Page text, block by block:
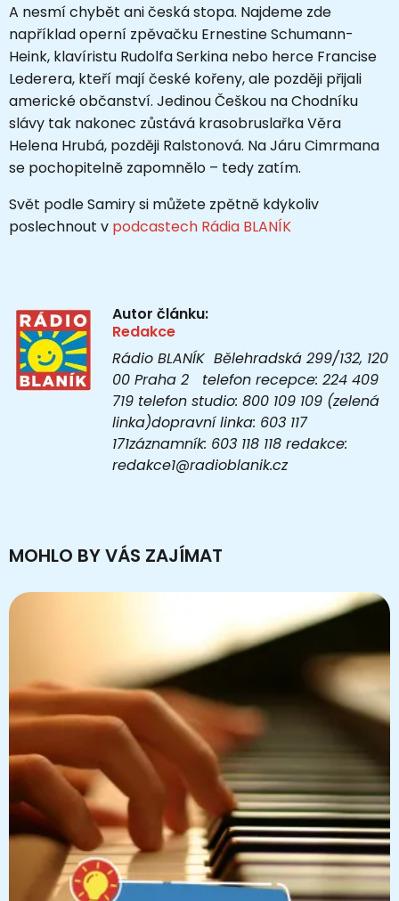
A nesmí chybět ani česká stopa. Najdeme zde
například operní zpěvačku Ernestine Schumann-
Heink, klavíristu Rudolfa Serkina nebo herce Francise
Lederera, kteří mají české kořeny, ale později přijali
americké občanství. Jedinou Češkou na Chodníku
slávy tak nakonec zůstává krasobruslařka Věra
Helena Hrubá, později Ralstonová. Na Járu Cimrmana
se pochopitelně zapomnělo – tedy zatím.
Svět podle Samiry si můžete zpětně kdykoliv
poslechnout v podcastech Rádia BLANÍK
Autor článku:
Redakce
Rádio BLANÍK Bělehradská 299/132, 120
00 Praha 2 telefon recepce: 224 409
719 telefon studio: 800 109 109 (zelená
linka)dopravní linka: 603 117
171záznamník: 603 118 118 redakce:
redakce1@radioblanik.cz
MOHLO BY VÁS ZAJÍMAT